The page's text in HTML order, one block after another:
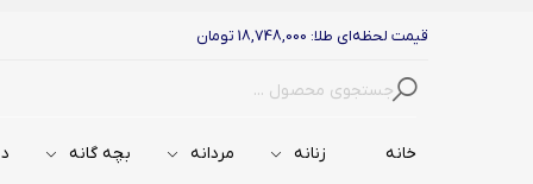
قیمت لحظه‌ای طلا: 18,748,000 تومان
جستجو
خانه زنانه مردانه بچه گانه